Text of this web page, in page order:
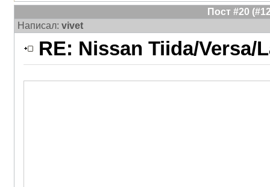
Пост #20
Написал: vivet
RE: Nissan Tiida/Versa/